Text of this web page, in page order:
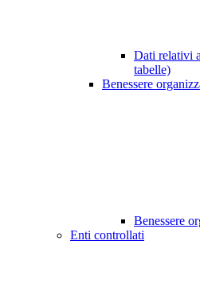
Dati relativi
tabelle)
Benessere
Benessere
Enti controllati